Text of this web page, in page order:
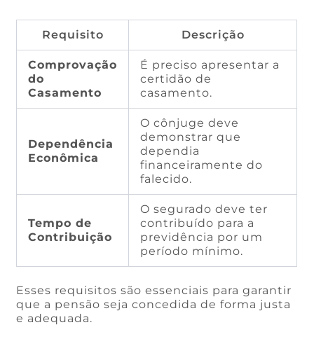
Requisito Descrição
Comprovação
do
Casamento
É preciso apresentar a
certidão de
casamento.
Dependência
Econômica
O cônjuge deve
demonstrar que
dependia
financeiramente do
falecido.
Tempo de
Contribuição
O segurado deve ter
contribuído para a
previdência por um
período mínimo.
Esses requisitos são essenciais para garantir
que a pensão seja concedida de forma justa
e adequada.